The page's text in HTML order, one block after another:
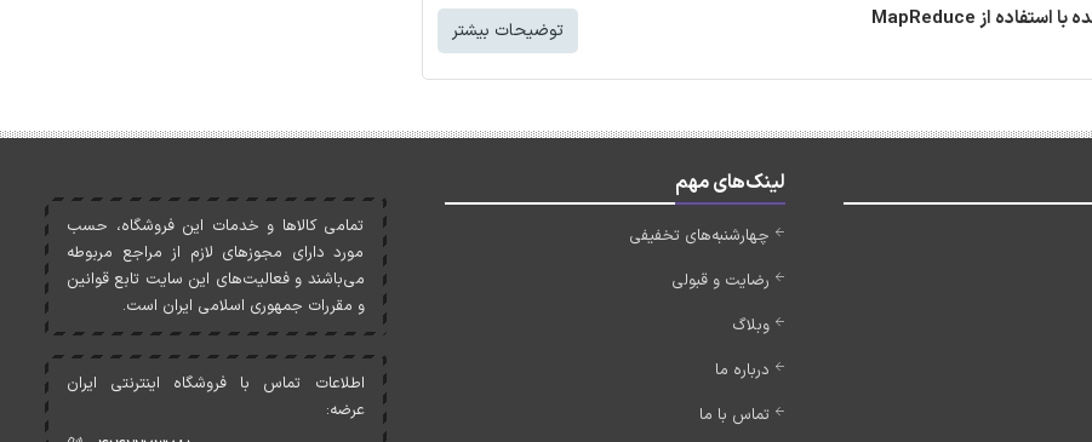
توضیحات بیشتر
لینک‌های مهم
چهارشنبه‌های تخفیفی
رضایت و قبولی
وبلاگ
درباره ما
تماس با ما
تمامی کالاها و خدمات اين فروشگاه، حسب
مورد دارای مجوزهای لازم از مراجع مربوطه
می‌باشند و فعاليت‌های اين سايت تابع قوانين
و مقررات جمهوری اسلامی ايران است.
اطلاعات تماس با فروشگاه اینترنتی ایران
عرضه: